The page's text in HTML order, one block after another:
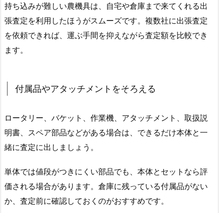
持ち込みが難しい農機具は、自宅や倉庫まで来てくれる出
張査定を利用したほうがスムーズです。複数社に出張査定
を依頼できれば、運ぶ手間を抑えながら査定額を比較でき
ます。
付属品やアタッチメントをそろえる
ロータリー、バケット、作業機、アタッチメント、取扱説
明書、スペア部品などがある場合は、できるだけ本体と一
緒に査定に出しましょう。
単体では値段がつきにくい部品でも、本体とセットなら評
価される場合があります。倉庫に残っている付属品がない
か、査定前に確認しておくのがおすすめです。